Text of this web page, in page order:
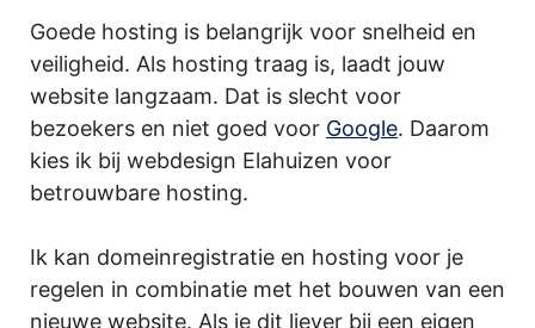
Goede hosting is belangrijk voor snelheid en
veiligheid. Als hosting traag is, laadt jouw
website langzaam. Dat is slecht voor
bezoekers en niet goed voor Google. Daarom
kies ik bij webdesign Elahuizen voor
betrouwbare hosting.
Ik kan domeinregistratie en hosting voor je
regelen in combinatie met het bouwen van een
nieuwe website. Als je dit liever bij een eigen